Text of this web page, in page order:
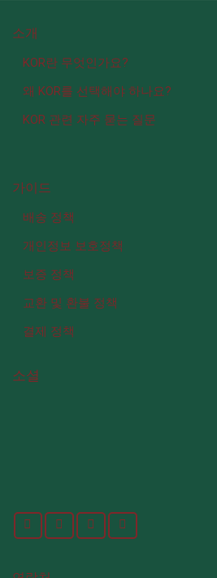
소개
KOR란 무엇인가요?
왜 KOR를 선택해야 하나요?
KOR 관련 자주 묻는 질문
가이드
배송 정책
개인정보 보호정책
보증 정책
교환 및 환불 정책
결제 정책
소셜